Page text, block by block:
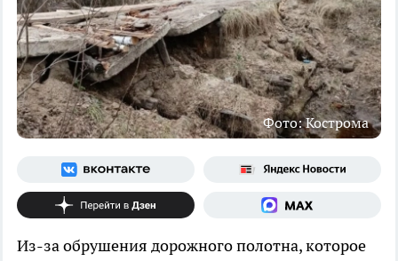
Фото: Кострома
Из-за обрушения дорожного полотна, которое